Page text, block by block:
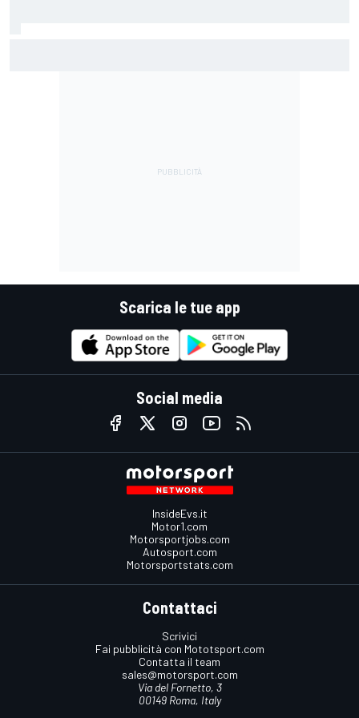
Scarica le tue app
Social media
InsideEvs.it
Motor1.com
Motorsportjobs.com
Autosport.com
Motorsportstats.com
Contattaci
Scrivici
Fai pubblicità con Mototsport.com
Contatta il team
sales@motorsport.com
Via del Fornetto, 3
00149 Roma, Italy